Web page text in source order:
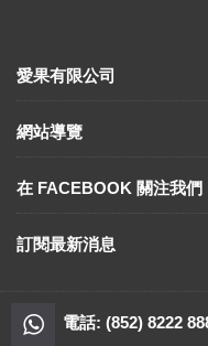
愛果有限公司
網站導覽
在 FACEBOOK 關注我們
訂閱最新消息
電話: (852) 8222